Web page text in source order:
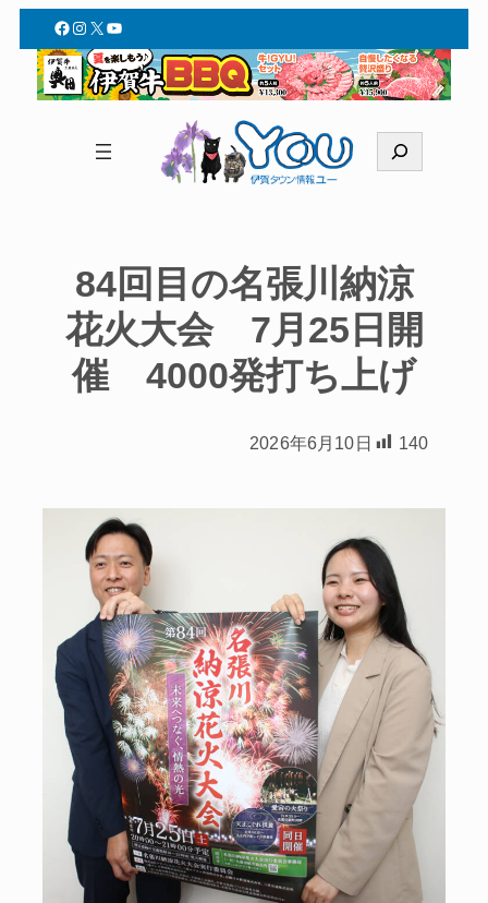
Facebook
Instagram
X YouTube
索
84回目の名張川納涼
花火大会 7月25日開
催 4000発打ち上げ
2026年6月10日 140